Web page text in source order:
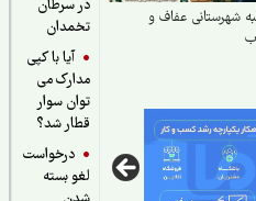
در سرطان
تخمدان
آیا با کپی
مدارک می
توان سوار
قطار شد؟
درخواست
لغو بسته
عفاف و